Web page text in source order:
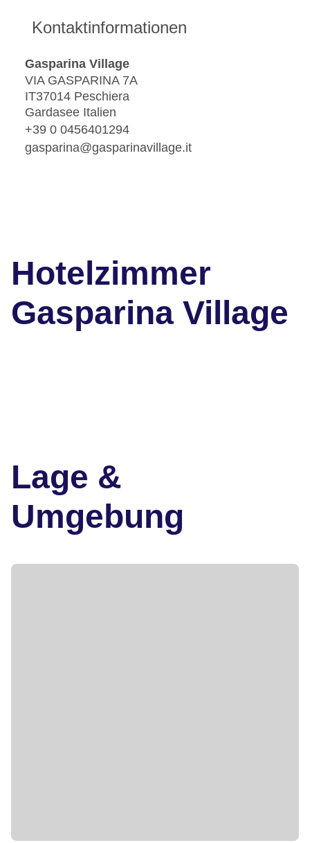
Kontaktinformationen
Gasparina Village
VIA GASPARINA 7A
IT37014 Peschiera
Gardasee Italien
+39 0 0456401294
gasparina@gasparinavillage.it
Hotelzimmer
Gasparina Village
Lage &
Umgebung